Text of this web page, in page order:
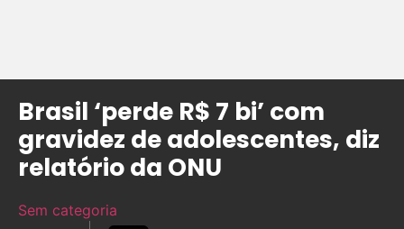
Brasil ‘perde R$ 7 bi’ com
gravidez de adolescentes, diz
relatório da ONU
Sem categoria